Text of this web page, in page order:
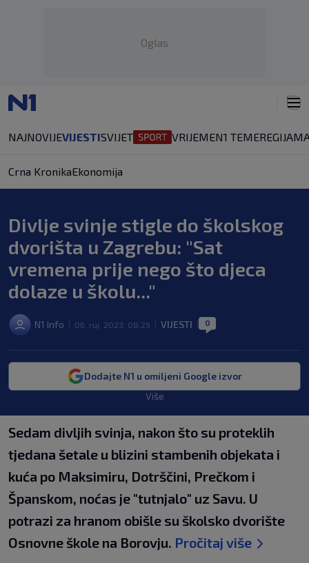
Oglas
NAJNOVIJEVIJESTISVIJET VRIJEMEN1 TEMEREGIJA
Crna KronikaEkonomija
Divlje svinje stigle do školskog
dvorišta u Zagrebu: "Sat
vremena prije nego što djeca
dolaze u školu..."
N1 Info 06. ruj. 2023. 08:29 VIJESTI 0
Dodajte N1 u omiljeni Google izvor
Više
Sedam divljih svinja, nakon što su proteklih
tjedana šetale u blizini stambenih objekata i
kuća po Maksimiru, Dotrščini, Prečkom i
Španskom, noćas je "tutnjalo" uz Savu. U
potrazi za hranom obišle su školsko dvorište
Osnovne škole na Borovju. Pročitaj više